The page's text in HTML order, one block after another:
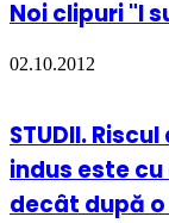
Noi clipuri "I
02.10.2012
STUDII.
indus este
decât după